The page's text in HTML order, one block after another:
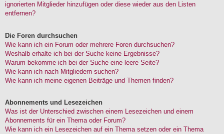
ignorierten Mitglieder hinzufügen oder diese wieder aus den Listen
entfernen?
Die Foren durchsuchen
Wie kann ich ein Forum oder mehrere Foren durchsuchen?
Weshalb erhalte ich bei der Suche keine Ergebnisse?
Warum bekomme ich bei der Suche eine leere Seite?
Wie kann ich nach Mitgliedern suchen?
Wie kann ich meine eigenen Beiträge und Themen finden?
Abonnements und Lesezeichen
Was ist der Unterschied zwischen einem Lesezeichen und einem
Abonnements für ein Thema oder Forum?
Wie kann ich ein Lesezeichen auf ein Thema setzen oder ein Thema